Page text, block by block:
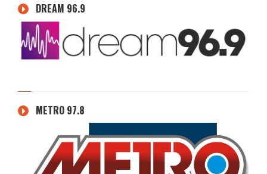
DREAM 96.9
METRO 97.8